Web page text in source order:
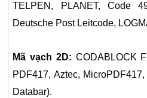
TELPEN, PLANET, Code
Deutsche Post Leitcode,
Mã vạch 2D: CODABLOCK
PDF417, Aztec,
Databar).